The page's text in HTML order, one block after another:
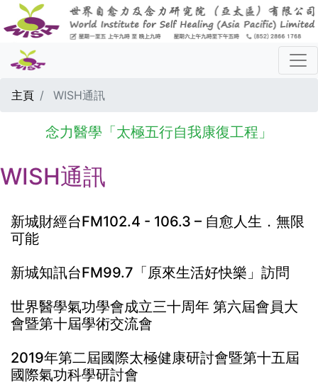
主頁 WISH通訊
念力醫學「太極五行自我康復工程」
WISH通訊
新城財經台FM102.4 - 106.3 – 自愈人生．無限
可能
新城知訊台FM99.7「原來生活好快樂」訪問
世界醫學氣功學會成立三十周年 第六屆會員大
會暨第十屆學術交流會
2019年第二屆國際太極健康研討會暨第十五屆
國際氣功科學研討會